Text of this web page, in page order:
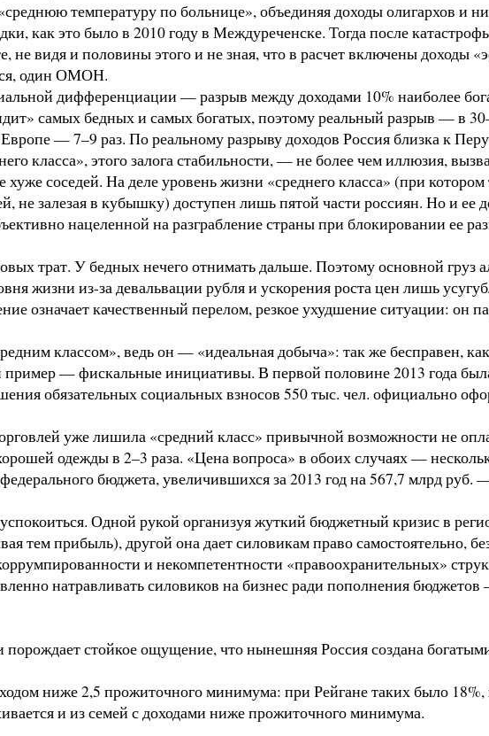
температуру по больнице», объединяя доходы олигархов и
как это было в 2010 году в Междуреченске. Тогда после
не видя и половины этого и не зная, что в расчет включены
один ОМОН.
дифференциации — разрыв между доходами 10% наиболее
самых бедных и самых богатых, поэтому реальный разрыв — в
— 7–9 раз. По реальному разрыву доходов Россия близка к
класса», этого залога стабильности, — не более чем иллюзия,
соседей. На деле уровень жизни «среднего класса» (при
не залезая в кубышку) доступен лишь пятой части россиян. Но и
нацеленной на разграбление страны при блокировании ее
трат. У бедных нечего отнимать дальше. Поэтому основной груз
жизни из-за девальвации рубля и ускорения роста цен лишь
означает качественный перелом, резкое ухудшение ситуации: он
классом», ведь он — «идеальная добыча»: так же бесправен,
— фискальные инициативы. В первой половине 2013 года
обязательных социальных взносов 550 тыс. чел. официально
уже лишила «средний класс» привычной возможности не
одежды в 2–3 раза. «Цена вопроса» в обоих случаях —
бюджета, увеличившихся за 2013 год на 567,7 млрд руб.
Одной рукой организуя жуткий бюджетный кризис в
тем прибыль), другой она дает силовикам право самостоятельно,
и некомпетентности «правоохранительных»
натравливать силовиков на бизнес ради пополнения
стойкое ощущение, что нынешняя Россия создана
ниже 2,5 прожиточного минимума: при Рейгане таких было
и из семей с доходами ниже прожиточного минимума.